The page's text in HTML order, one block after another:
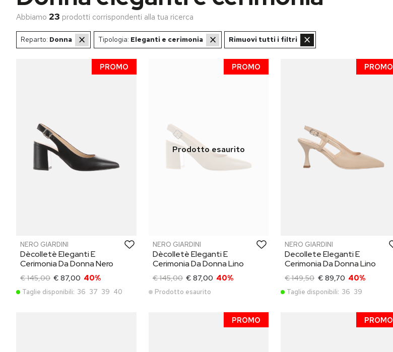
Abbiamo 23 prodotti corrispondenti alla tua ricerca
Reparto: Donna × Tipologia: Eleganti e cerimonia × Rimuovi tutti i filtri ×
PROMO
NERO GIARDINI
Dècolletè Eleganti E
Cerimonia Da Donna Nero
€ 145,00 € 87,00 40%
Taglie disponibili: 36 37 39 40
PROMO
NERO GIARDINI
Dècolletè Eleganti E
Cerimonia Da Donna Lino
€ 145,00 € 87,00 40%
Prodotto esaurito
PROMO
NERO GIARDINI
Decollete Eleganti E
Cerimonia Da Donna Lino
€ 149,50 € 89,70 40%
Taglie disponibili: 36 39
PROMO PROMO